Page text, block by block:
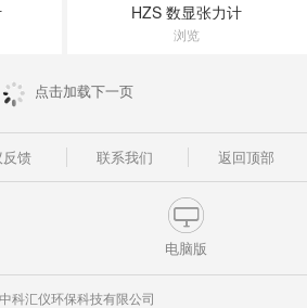
HZS 数显张力计
浏览
点击加载下一页
反馈 联系我们 返回顶部
电脑版
科汇仪环保科技有限公司